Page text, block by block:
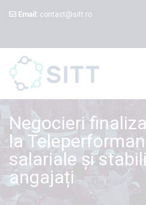
Email: contact@sitt.ro
Negocieri
la
salariale și
angajați